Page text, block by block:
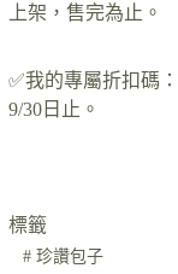
上架，售完為止。
✅我的專屬折扣碼：
9/30日止。
標籤
#珍讚包子